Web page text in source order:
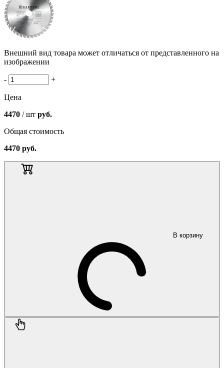
Внешний вид товара может отличаться от представленного на
изображении
- +
Цена
4470 / шт руб.
Общая стоимость
4470 руб.
В корзину